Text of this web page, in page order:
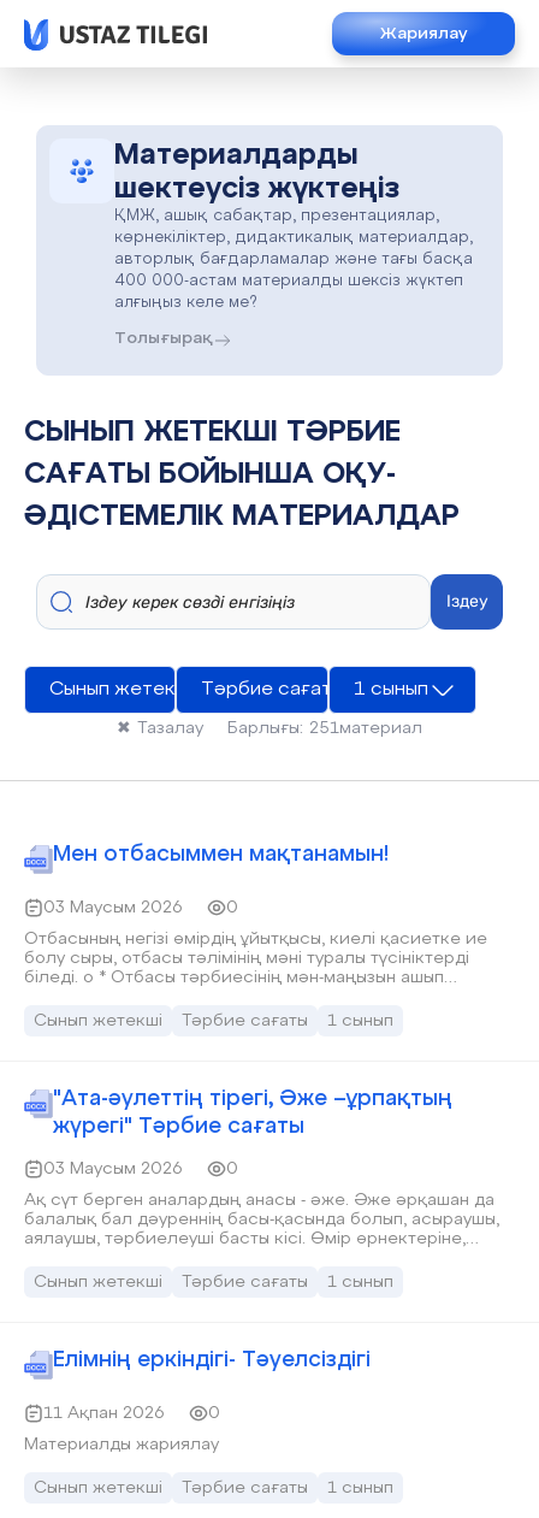
Жариялау
Материалдарды
шектеусіз жүктеңіз
ҚМЖ, ашық сабақтар, презентациялар,
көрнекіліктер, дидактикалық материалдар,
авторлық бағдарламалар және тағы басқа
400 000-астам материалды шексіз жүктеп
алғыңыз келе ме?
Толығырақ
СЫНЫП ЖЕТЕКШІ ТӘРБИЕ
САҒАТЫ БОЙЫНША ОҚУ-
ӘДІСТЕМЕЛІК МАТЕРИАЛДАР
Іздеу
Сынып жетекші Тәрбие сағаты 1 сынып
✖ Тазалау Барлығы: 251материал
Мен отбасыммен мақтанамын!
03 Маусым 2026
0
Отбасының негізі өмірдің ұйытқысы, киелі қасиетке ие
болу сыры, отбасы тәлімінің мәні туралы түсініктерді
біледі. o * Отбасы тәрбиесінің мән-маңызын ашып
құрметтеуге баулу, алдағы өмірге даярлайды.
Сынып жетекші Тәрбие сағаты 1 сынып
"Ата-әулеттің тірегі, Әже –ұрпақтың
жүрегі" Тәрбие сағаты
03 Маусым 2026
0
Ақ сүт берген аналардың анасы - әже. Әже әрқашан да
балалық бал дәуреннің басы-қасында болып, асыраушы,
аялаушы, тәрбиелеуші басты кісі. Өмір өрнектеріне,
әженің қарауында қалдырады. «Жан жүрегім, жарығым»
қайырымдылыққа, имандылыққа баулиды.
Сынып жетекші Тәрбие сағаты 1 сынып
Елімнің еркіндігі- Тәуелсіздігі
11 Ақпан 2026
0
Материалды жариялау
Сынып жетекші Тәрбие сағаты 1 сынып